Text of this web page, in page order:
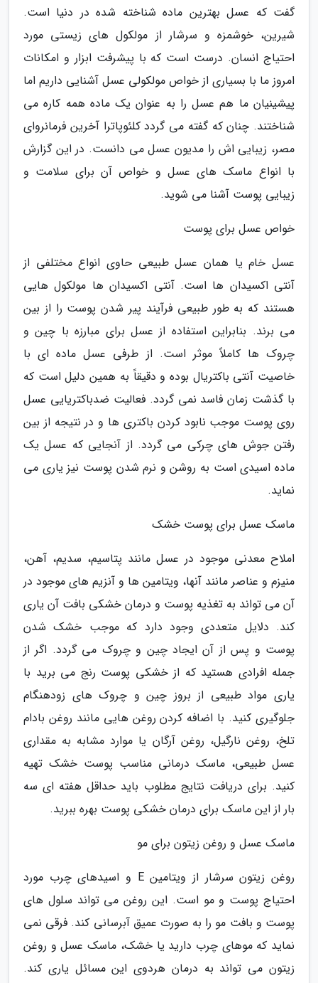
گفت که عسل بهترین ماده شناخته شده در دنیا است.
شیرین، خوشمزه و سرشار از مولکول های زیستی مورد
احتیاج انسان. درست است که با پیشرفت ابزار و امکانات
امروز ما با بسیاری از خواص مولکولی عسل آشنایی داریم اما
پیشینیان ما هم عسل را به عنوان یک ماده همه کاره می
شناختند. چنان که گفته می گردد کلئوپاترا آخرین فرمانروای
مصر، زیبایی اش را مدیون عسل می دانست. در این گزارش
با انواع ماسک های عسل و خواص آن برای سلامت و
زیبایی پوست آشنا می شوید.
خواص عسل برای پوست
عسل خام یا همان عسل طبیعی حاوی انواع مختلفی از
آنتی اکسیدان ها است. آنتی اکسیدان ها مولکول هایی
هستند که به طور طبیعی فرآیند پیر شدن پوست را از بین
می برند. بنابراین استفاده از عسل برای مبارزه با چین و
چروک ها کاملاً موثر است. از طرفی عسل ماده ای با
خاصیت آنتی باکتریال بوده و دقیقاً به همین دلیل است که
با گذشت زمان فاسد نمی گردد. فعالیت ضدباکتریایی عسل
روی پوست موجب نابود کردن باکتری ها و در نتیجه از بین
رفتن جوش های چرکی می گردد. از آنجایی که عسل یک
ماده اسیدی است به روشن و نرم شدن پوست نیز یاری می
نماید.
ماسک عسل برای پوست خشک
املاح معدنی موجود در عسل مانند پتاسیم، سدیم، آهن،
منیزم و عناصر مانند آنها، ویتامین ها و آنزیم های موجود در
آن می تواند به تغذیه پوست و درمان خشکی بافت آن یاری
کند. دلایل متعددی وجود دارد که موجب خشک شدن
پوست و پس از آن ایجاد چین و چروک می گردد. اگر از
جمله افرادی هستید که از خشکی پوست رنج می برید با
یاری مواد طبیعی از بروز چین و چروک های زودهنگام
جلوگیری کنید. با اضافه کردن روغن هایی مانند روغن بادام
تلخ، روغن نارگیل، روغن آرگان یا موارد مشابه به مقداری
عسل طبیعی، ماسک درمانی مناسب پوست خشک تهیه
کنید. برای دریافت نتایج مطلوب باید حداقل هفته ای سه
بار از این ماسک برای درمان خشکی پوست بهره ببرید.
ماسک عسل و روغن زیتون برای مو
روغن زیتون سرشار از ویتامین E و اسیدهای چرب مورد
احتیاج پوست و مو است. این روغن می تواند سلول های
پوست و بافت مو را به صورت عمیق آبرسانی کند. فرقی نمی
نماید که موهای چرب دارید یا خشک، ماسک عسل و روغن
زیتون می تواند به درمان هردوی این مسائل یاری کند.